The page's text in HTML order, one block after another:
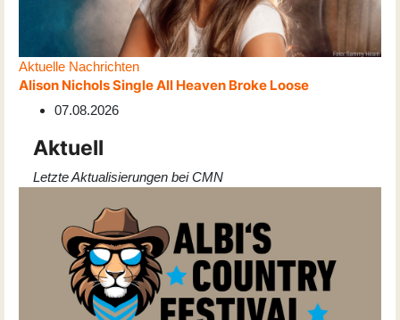
Aktuelle Nachrichten
Alison Nichols Single All Heaven Broke Loose
07.08.2026
Aktuell
Letzte Aktualisierungen bei CMN